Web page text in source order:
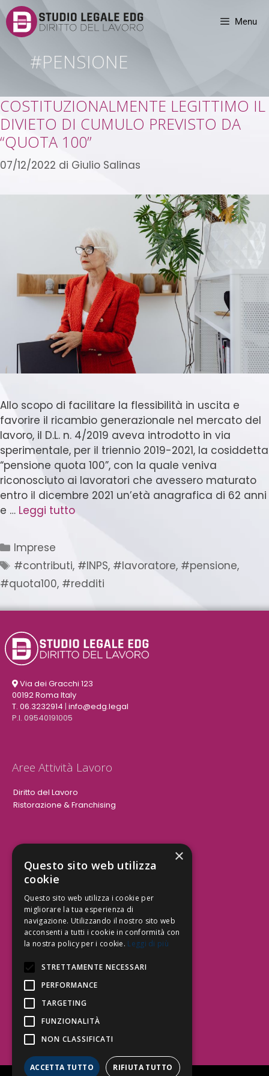
Menu
#PENSIONE
COSTITUZIONALMENTE LEGITTIMO IL
DIVIETO DI CUMULO PREVISTO DA
“QUOTA 100”
07/12/2022 di Giulio Salinas
Allo scopo di facilitare la flessibilità in uscita e
favorire il ricambio generazionale nel mercato del
lavoro, il D.L. n. 4/2019 aveva introdotto in via
sperimentale, per il triennio 2019-2021, la cosiddetta
“pensione quota 100”, con la quale veniva
riconosciuto ai lavoratori che avessero maturato
entro il dicembre 2021 un’età anagrafica di 62 anni
e … Leggi tutto
Imprese
#contributi, #INPS, #lavoratore, #pensione,
#quota100, #redditi
Via dei Gracchi 123
00192 Roma Italy
T. 06.3232914 | info@edg.legal
P.I. 09540191005
Aree Attività Lavoro
Diritto del Lavoro
Ristorazione & Franchising
Aree Attività Civile
Tutele del Credito
Responsabilità Civile
Contrattualistica
Segui lo Studio EDG sui social.
Invia messaggio
T. 06.3232914
info@edg.legal
×
Questo sito web utilizza
cookie
Questo sito web utilizza i cookie per
migliorare la tua esperienza di
navigazione. Utilizzando il nostro sito web
acconsenti a tutti i cookie in conformità con
la nostra policy per i cookie. Leggi di più
STRETTAMENTE NECESSARI
PERFORMANCE
TARGETING
FUNZIONALITÀ
NON CLASSIFICATI
ACCETTA TUTTO RIFIUTA TUTTO